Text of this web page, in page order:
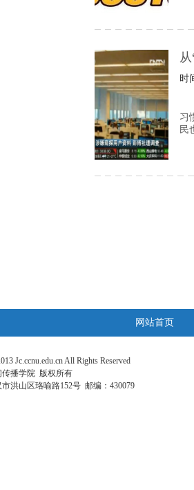
时
习
民
网站首页
Jc.ccnu.edu.cn All Rights Reserved
传播学院 版权所有
洪山区珞喻路152号 邮编：430079